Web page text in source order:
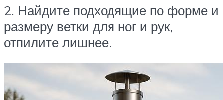
2. Найдите подходящие по форме и
размеру ветки для ног и рук,
отпилите лишнее.